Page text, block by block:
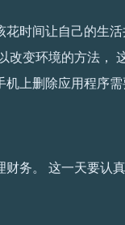
时间让自己的生
改变环境的方法，
上删除应用程序
务。 这一天要认